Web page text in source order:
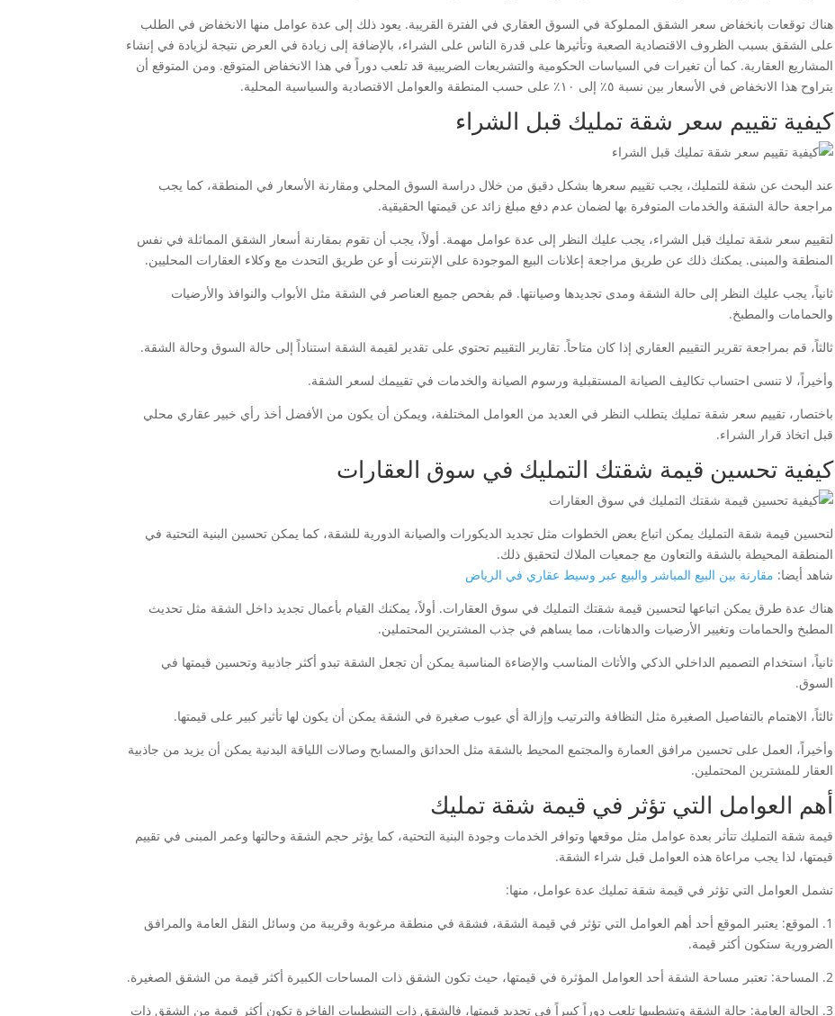
هناك توقعات بانخفاض سعر الشقق المملوكة في السوق العقاري في الفترة القريبة. يعود ذلك إلى عدة عوامل منها الانخفاض في الطلب
على الشقق بسبب الظروف الاقتصادية الصعبة وتأثيرها على قدرة الناس على الشراء، بالإضافة إلى زيادة في العرض نتيجة لزيادة في إنشاء
المشاريع العقارية. كما أن تغيرات في السياسات الحكومية والتشريعات الضريبية قد تلعب دوراً في هذا الانخفاض المتوقع. ومن المتوقع أن
يتراوح هذا الانخفاض في الأسعار بين نسبة ٥٪ إلى ١٠٪ على حسب المنطقة والعوامل الاقتصادية والسياسية المحلية.
كيفية تقييم سعر شقة تمليك قبل الشراء
عند البحث عن شقة للتمليك، يجب تقييم سعرها بشكل دقيق من خلال دراسة السوق المحلي ومقارنة الأسعار في المنطقة، كما يجب
مراجعة حالة الشقة والخدمات المتوفرة بها لضمان عدم دفع مبلغ زائد عن قيمتها الحقيقية.
لتقييم سعر شقة تمليك قبل الشراء، يجب عليك النظر إلى عدة عوامل مهمة. أولاً، يجب أن تقوم بمقارنة أسعار الشقق المماثلة في نفس
المنطقة والمبنى. يمكنك ذلك عن طريق مراجعة إعلانات البيع الموجودة على الإنترنت أو عن طريق التحدث مع وكلاء العقارات المحليين.
ثانياً، يجب عليك النظر إلى حالة الشقة ومدى تجديدها وصيانتها. قم بفحص جميع العناصر في الشقة مثل الأبواب والنوافذ والأرضيات
والحمامات والمطبخ.
ثالثاً، قم بمراجعة تقرير التقييم العقاري إذا كان متاحاً. تقارير التقييم تحتوي على تقدير لقيمة الشقة استناداً إلى حالة السوق وحالة الشقة.
وأخيراً، لا تنسى احتساب تكاليف الصيانة المستقبلية ورسوم الصيانة والخدمات في تقييمك لسعر الشقة.
باختصار، تقييم سعر شقة تمليك يتطلب النظر في العديد من العوامل المختلفة، ويمكن أن يكون من الأفضل أخذ رأي خبير عقاري محلي
قبل اتخاذ قرار الشراء.
كيفية تحسين قيمة شقتك التمليك في سوق العقارات
لتحسين قيمة شقة التمليك يمكن اتباع بعض الخطوات مثل تجديد الديكورات والصيانة الدورية للشقة، كما يمكن تحسين البنية التحتية في
المنطقة المحيطة بالشقة والتعاون مع جمعيات الملاك لتحقيق ذلك.
شاهد أيضا: مقارنة بين البيع المباشر والبيع عبر وسيط عقاري في الرياض
هناك عدة طرق يمكن اتباعها لتحسين قيمة شقتك التمليك في سوق العقارات. أولاً، يمكنك القيام بأعمال تجديد داخل الشقة مثل تحديث
المطبخ والحمامات وتغيير الأرضيات والدهانات، مما يساهم في جذب المشترين المحتملين.
ثانياً، استخدام التصميم الداخلي الذكي والأثاث المناسب والإضاءة المناسبة يمكن أن تجعل الشقة تبدو أكثر جاذبية وتحسين قيمتها في
السوق.
ثالثاً، الاهتمام بالتفاصيل الصغيرة مثل النظافة والترتيب وإزالة أي عيوب صغيرة في الشقة يمكن أن يكون لها تأثير كبير على قيمتها.
وأخيراً، العمل على تحسين مرافق العمارة والمجتمع المحيط بالشقة مثل الحدائق والمسابح وصالات اللياقة البدنية يمكن أن يزيد من جاذبية
العقار للمشترين المحتملين.
أهم العوامل التي تؤثر في قيمة شقة تمليك
قيمة شقة التمليك تتأثر بعدة عوامل مثل موقعها وتوافر الخدمات وجودة البنية التحتية، كما يؤثر حجم الشقة وحالتها وعمر المبنى في تقييم
قيمتها، لذا يجب مراعاة هذه العوامل قبل شراء الشقة.
تشمل العوامل التي تؤثر في قيمة شقة تمليك عدة عوامل، منها:
1. الموقع: يعتبر الموقع أحد أهم العوامل التي تؤثر في قيمة الشقة، فشقة في منطقة مرغوبة وقريبة من وسائل النقل العامة والمرافق
الضرورية ستكون أكثر قيمة.
2. المساحة: تعتبر مساحة الشقة أحد العوامل المؤثرة في قيمتها، حيث تكون الشقق ذات المساحات الكبيرة أكثر قيمة من الشقق الصغيرة.
3. الحالة العامة: حالة الشقة وتشطيبها تلعب دوراً كبيراً في تحديد قيمتها، فالشقق ذات التشطيبات الفاخرة تكون أكثر قيمة من الشقق ذات